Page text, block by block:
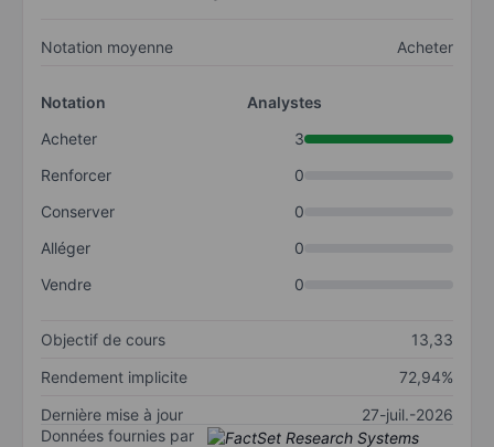
Notation moyenne Acheter
Notation
Analystes
Acheter
3
Renforcer
0
Conserver
0
Alléger
0
Vendre
0
Objectif de cours
13,33
Rendement implicite
72,94%
Dernière mise à jour
27-juil.-2026
Données fournies par